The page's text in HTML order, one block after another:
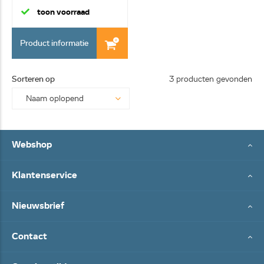
toon voorraad
Product informatie
Sorteren op 3 producten gevonden
Webshop
Klantenservice
Nieuwsbrief
Contact